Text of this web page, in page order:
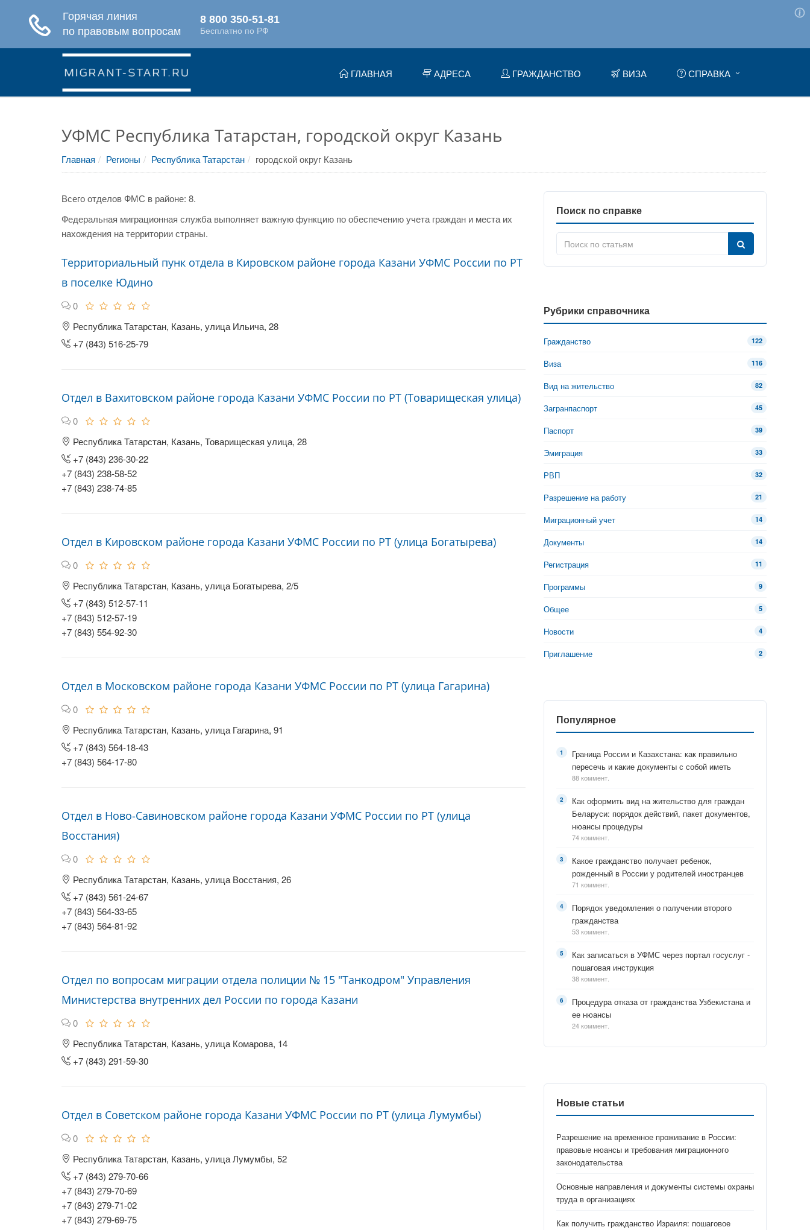
ГЛАВНАЯ АДРЕСА ГРАЖДАНСТВО ВИЗА СПРАВКА
УФМС Республика Татарстан, городской округ Казань
Главная Регионы Республика Татарстан городской округ Казань
Всего отделов ФМС в районе: 8.
Федеральная миграционная служба выполняет важную функцию по обеспечению учета граждан и места их
нахождения на территории страны.
Территориальный пунк отдела в Кировском районе города Казани УФМС России по РТ
в поселке Юдино
0
Республика Татарстан, Казань, улица Ильича, 28
+7 (843) 516-25-79
Отдел в Вахитовском районе города Казани УФМС России по РТ (Товарищеская улица)
0
Республика Татарстан, Казань, Товарищеская улица, 28
+7 (843) 236-30-22
+7 (843) 238-58-52
+7 (843) 238-74-85
Отдел в Кировском районе города Казани УФМС России по РТ (улица Богатырева)
0
Республика Татарстан, Казань, улица Богатырева, 2/5
+7 (843) 512-57-11
+7 (843) 512-57-19
+7 (843) 554-92-30
Отдел в Московском районе города Казани УФМС России по РТ (улица Гагарина)
0
Республика Татарстан, Казань, улица Гагарина, 91
+7 (843) 564-18-43
+7 (843) 564-17-80
Отдел в Ново-Савиновском районе города Казани УФМС России по РТ (улица
Восстания)
0
Республика Татарстан, Казань, улица Восстания, 26
+7 (843) 561-24-67
+7 (843) 564-33-65
+7 (843) 564-81-92
Отдел по вопросам миграции отдела полиции № 15 "Танкодром" Управления
Министерства внутренних дел России по города Казани
0
Республика Татарстан, Казань, улица Комарова, 14
+7 (843) 291-59-30
Отдел в Советском районе города Казани УФМС России по РТ (улица Лумумбы)
0
Республика Татарстан, Казань, улица Лумумбы, 52
+7 (843) 279-70-66
+7 (843) 279-70-69
+7 (843) 279-71-02
+7 (843) 279-69-75
Поиск по справке
Рубрики справочника
Гражданство 122
Виза 116
Вид на жительство 82
Загранпаспорт 45
Паспорт 39
Эмиграция 33
РВП 32
Разрешение на работу 21
Миграционный учет 14
Документы 14
Регистрация 11
Программы 9
Общее 5
Новости 4
Приглашение 2
Популярное
Граница России и Казахстана: как правильно
пересечь и какие документы с собой иметь
88 коммент.
Как оформить вид на жительство для граждан
Беларуси: порядок действий, пакет документов,
нюансы процедуры
74 коммент.
Какое гражданство получает ребенок,
рожденный в России у родителей иностранцев
71 коммент.
Порядок уведомления о получении второго
гражданства
53 коммент.
Как записаться в УФМС через портал госуслуг -
пошаговая инструкция
38 коммент.
Процедура отказа от гражданства Узбекистана и
ее нюансы
24 коммент.
Новые статьи
Разрешение на временное проживание в России:
правовые нюансы и требования миграционного
законодательства
Основные направления и документы системы охраны
труда в организациях
Как получить гражданство Израиля: пошаговое